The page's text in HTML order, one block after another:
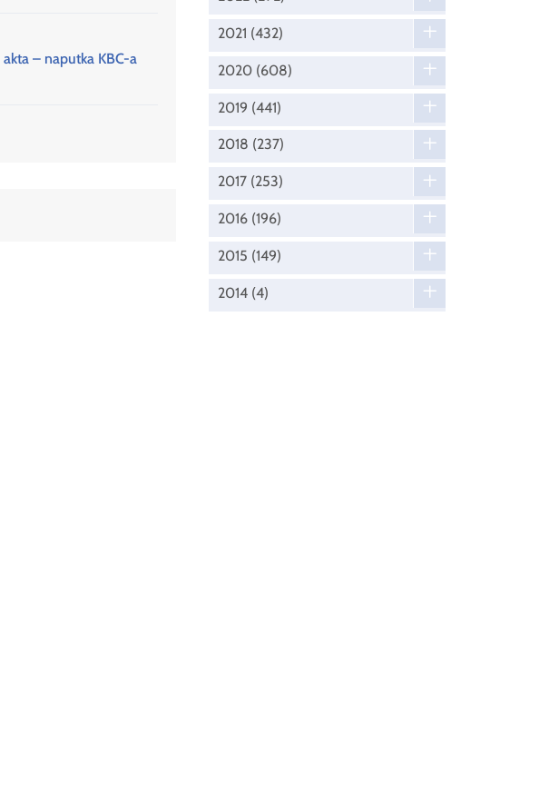
– naputka KBC-a
2021 (432)
2020 (608)
2019 (441)
2018 (237)
2017 (253)
2016 (196)
2015 (149)
2014 (4)